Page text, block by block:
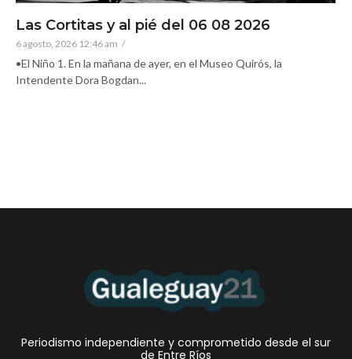
Las Cortitas y al pié del 06 08 2026
6 agosto, 2026 12:46 am /
•El Niño 1. En la mañana de ayer, en el Museo Quirós, la
Intendente Dora Bogdan...
Periodismo independiente y comprometido desde el sur
de Entre Ríos